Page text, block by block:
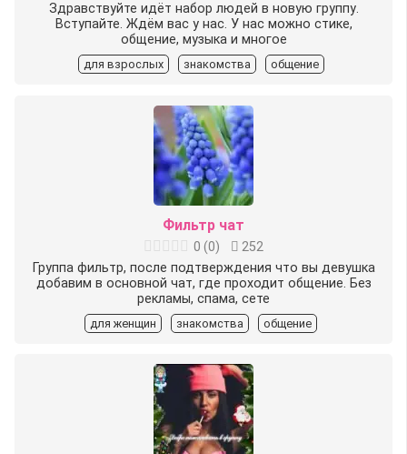
Здравствуйте идёт набор людей в новую группу.
Вступайте. Ждём вас у нас. У нас можно стике,
общение, музыка и многое
для взрослых знакомства общение
Фильтр чат
0 (0)
252
Группа фильтр, после подтверждения что вы девушка
добавим в основной чат, где проходит общение. Без
рекламы, спама, сете
для женщин знакомства общение